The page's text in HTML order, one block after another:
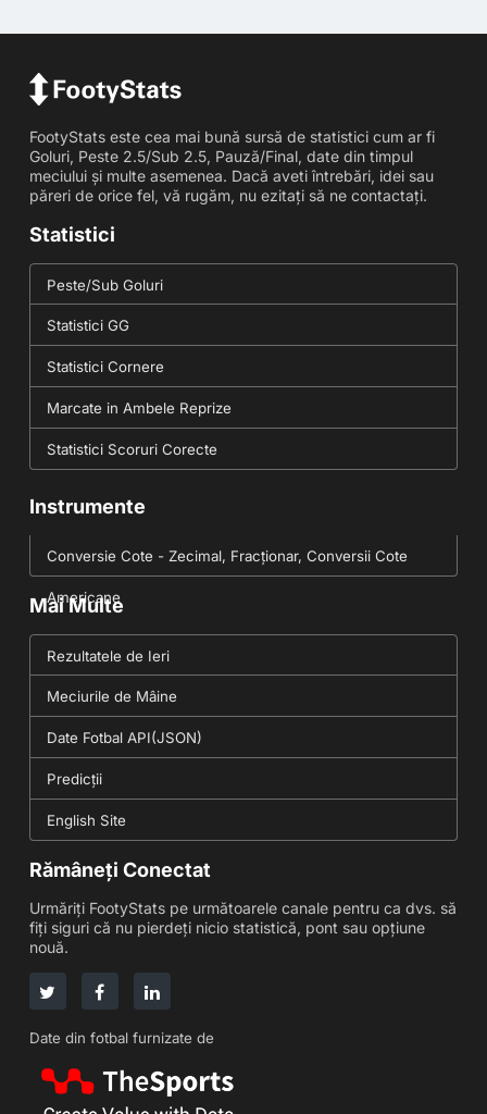
FootyStats este cea mai bună sursă de statistici cum ar fi
Goluri, Peste 2.5/Sub 2.5, Pauză/Final, date din timpul
meciului și multe asemenea. Dacă aveti întrebări, idei sau
păreri de orice fel, vă rugăm, nu ezitați să ne contactați.
Statistici
Peste/Sub Goluri
Statistici GG
Statistici Cornere
Marcate in Ambele Reprize
Statistici Scoruri Corecte
Instrumente
Conversie Cote - Zecimal, Fracționar, Conversii Cote
Americane
Mai Multe
Rezultatele de Ieri
Meciurile de Mâine
Date Fotbal API(JSON)
Predicții
English Site
Rămâneți Conectat
Urmăriți FootyStats pe următoarele canale pentru ca dvs. să
fiți siguri că nu pierdeți nicio statistică, pont sau opțiune
nouă.
Date din fotbal furnizate de